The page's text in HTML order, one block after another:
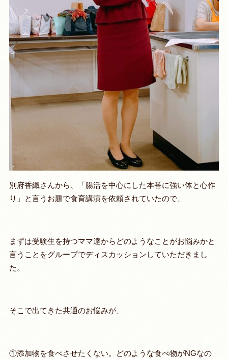
別府香織さんから、「腸活を中心にした本番に強い体と心作
り」と言うお題で食育講演を依頼されていたので、
まずは受験生を持つママ達からどのようなことがお悩みかと
言うことをグループでディスカッションしていただきまし
た。
そこで出てきた共通のお悩みが、
①添加物を食べさせたくない。どのような食べ物がNGなの